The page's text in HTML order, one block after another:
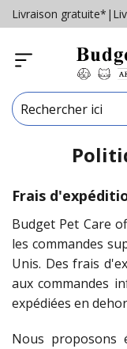
Livraison gratuite* |
Frais
Budget Pet Care
les commandes
Unis. Des frais
aux commandes
expédiées en
Nous proposons